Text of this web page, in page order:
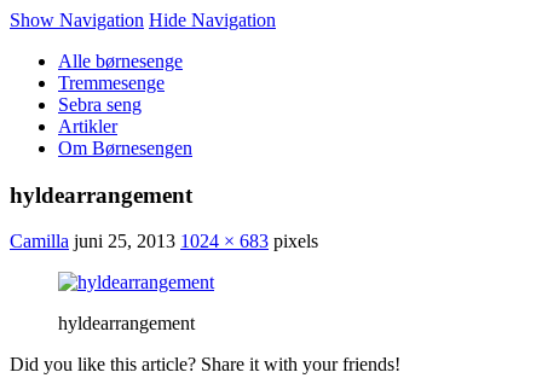
Show Navigation Hide Navigation
Alle børnesenge
Tremmesenge
Sebra seng
Artikler
Om Børnesengen
hyldearrangement
Camilla juni 25, 2013 1024 × 683 pixels
hyldearrangement
Did you like this article? Share it with your friends!